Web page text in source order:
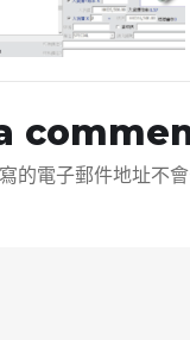
的電子郵件地址不會